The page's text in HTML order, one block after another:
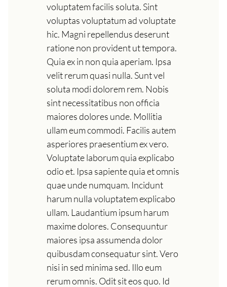
voluptatem facilis soluta. Sint
voluptas voluptatum ad voluptate
hic. Magni repellendus deserunt
ratione non provident ut tempora.
Quia ex in non quia aperiam. Ipsa
velit rerum quasi nulla. Sunt vel
soluta modi dolorem rem. Nobis
sint necessitatibus non officia
maiores dolores unde. Mollitia
ullam eum commodi. Facilis autem
asperiores praesentium ex vero.
Voluptate laborum quia explicabo
odio et. Ipsa sapiente quia et omnis
quae unde numquam. Incidunt
harum nulla voluptatem explicabo
ullam. Laudantium ipsum harum
maxime dolores. Consequuntur
maiores ipsa assumenda dolor
quibusdam consequatur sint. Vero
nisi in sed minima sed. Illo eum
rerum omnis. Odit sit eos quo. Id